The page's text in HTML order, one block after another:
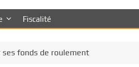
Fiscalité
ses fonds de roulement